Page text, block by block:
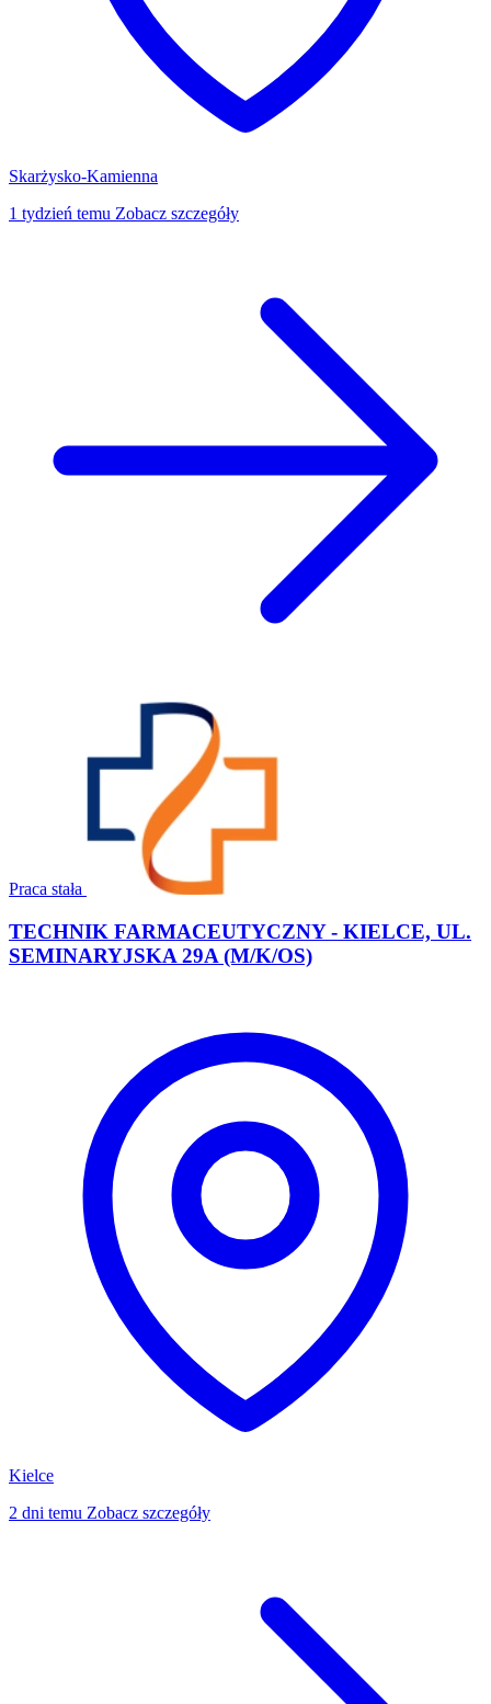
Skarżysko-Kamienna
1 tydzień temu Zobacz szczegóły
Praca stała
TECHNIK FARMACEUTYCZNY - KIELCE, UL.
SEMINARYJSKA 29A (M/K/OS)
Kielce
2 dni temu Zobacz szczegóły